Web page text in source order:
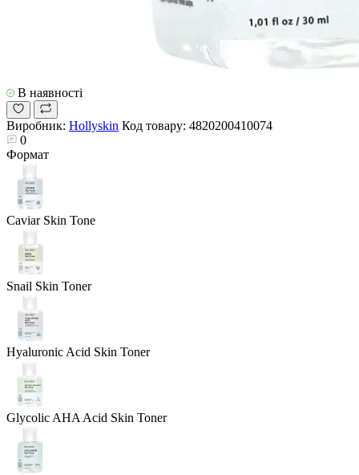
В наявності
Виробник: Hollyskin Код товару: 4820200410074
0
Формат
Caviar Skin Tone
Snail Skin Toner
Hyaluronic Acid Skin Toner
Glycolic AHA Acid Skin Toner